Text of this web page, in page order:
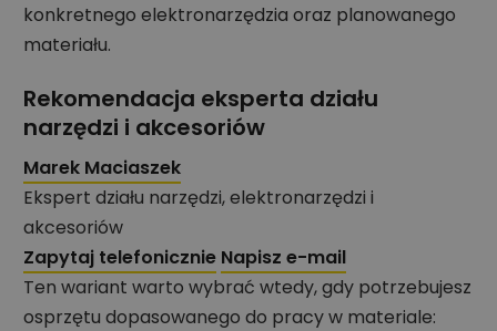
konkretnego elektronarzędzia oraz planowanego
materiału.
Rekomendacja eksperta działu
narzędzi i akcesoriów
Marek Maciaszek
Ekspert działu narzędzi, elektronarzędzi i
akcesoriów
Zapytaj telefonicznie Napisz e-mail
Ten wariant warto wybrać wtedy, gdy potrzebujesz
osprzętu dopasowanego do pracy w materiale: